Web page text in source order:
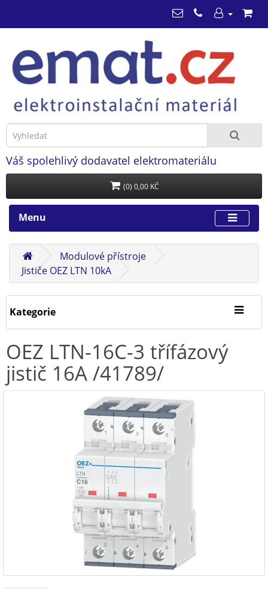
Váš spolehlivý dodavatel elektromateriálu
(0) 0,00 KČ
Menu
Modulové přístroje
Jističe OEZ LTN 10kA
Kategorie
OEZ LTN-16C-3 třífázový
jistič 16A /41789/